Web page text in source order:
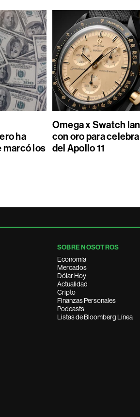
ha
marcó los
Omega x Swatch
con oro para
del Apollo 11
SOBRE NOSOTROS
Economía
Mercados
Dólar Hoy
Actualidad
Cripto
Finanzas Personales
Podcasts
Listas de Bloomberg Línea